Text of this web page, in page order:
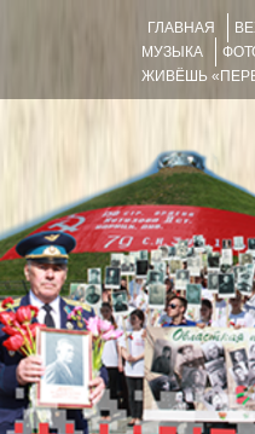
ГЛАВНАЯ
МУЗЫКА
ЖИВЁШЬ